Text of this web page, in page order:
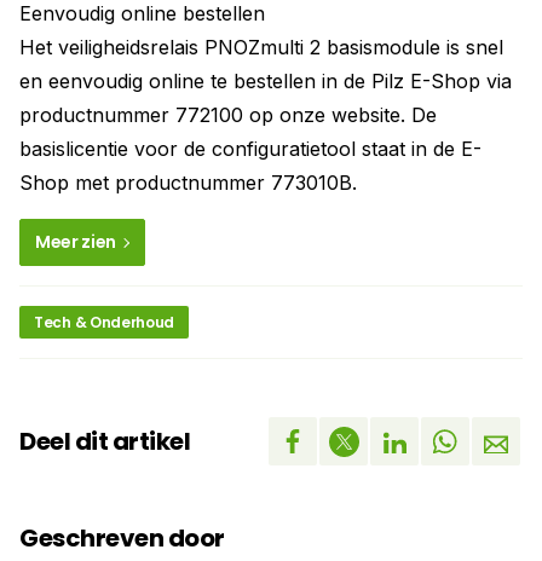
Eenvoudig online bestellen
Het veiligheidsrelais PNOZmulti 2 basismodule is snel
en eenvoudig online te bestellen in de Pilz E-Shop via
productnummer 772100 op onze website. De
basislicentie voor de configuratietool staat in de E-
Shop met productnummer 773010B.
Meer zien
Tech & Onderhoud
Deel dit artikel
Geschreven door